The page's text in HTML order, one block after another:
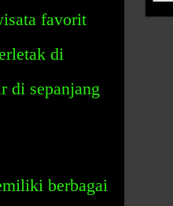
favorit
di
di sepanjang
berbagai